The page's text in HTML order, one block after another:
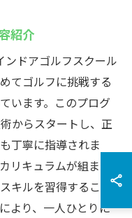
紹介
ンドアゴルフスクール
てゴルフに挑戦する
います。このプログ
からスタートし、正
丁寧に指導されま
リキュラムが組まれ
キルを習得すること
より、一人ひとりに